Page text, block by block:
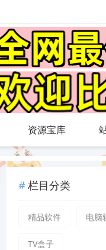
资源宝库
栏目分类
精品软件 电脑
TV盒子